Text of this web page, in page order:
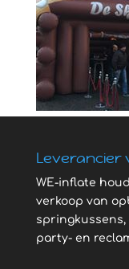
Leverancier
WE-inflate
verkoop van
party- en